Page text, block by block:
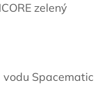
zelený
Spacematic